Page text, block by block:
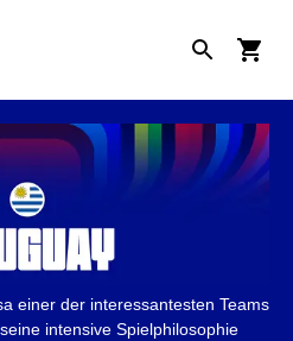
einer der interessantesten Teams
intensive Spielphilosophie